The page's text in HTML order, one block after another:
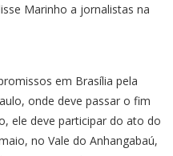
Marinho a jornalistas na
em Brasília pela
onde deve passar o fim
ele deve participar do ato do
no Vale do Anhangabaú,